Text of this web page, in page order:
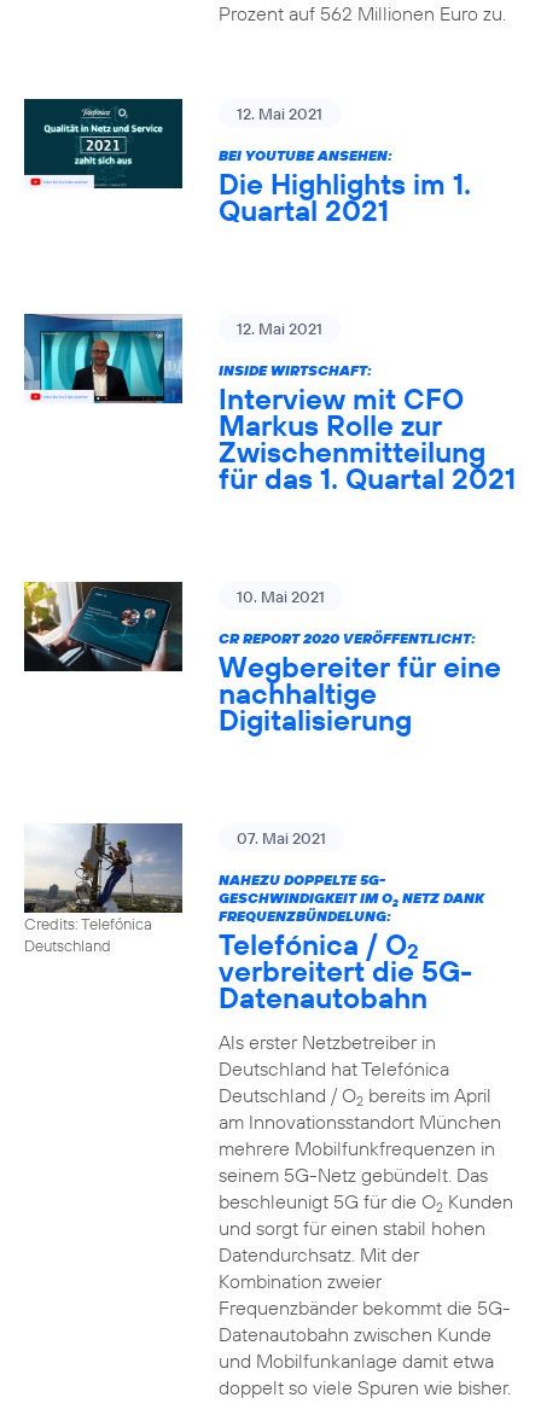
Prozent auf 562 Millionen Euro zu.
12. Mai 2021
BEI YOUTUBE ANSEHEN:
Die Highlights im 1.
Quartal 2021
12. Mai 2021
INSIDE WIRTSCHAFT:
Interview mit CFO
Markus Rolle zur
Zwischenmitteilung
für das 1. Quartal 2021
10. Mai 2021
CR REPORT 2020 VERÖFFENTLICHT:
Wegbereiter für eine
nachhaltige
Digitalisierung
Credits: Telefónica
Deutschland
07. Mai 2021
NAHEZU DOPPELTE 5G-
GESCHWINDIGKEIT IM O2NETZ DANK
FREQUENZBÜNDELUNG:
Telefónica / O2
verbreitert die 5G-
Datenautobahn
Als erster Netzbetreiber in
Deutschland hat Telefónica
Deutschland / O2bereits im April
am Innovationsstandort München
mehrere Mobilfunkfrequenzen in
seinem 5G-Netz gebündelt. Das
beschleunigt 5G für die O2Kunden
und sorgt für einen stabil hohen
Datendurchsatz. Mit der
Kombination zweier
Frequenzbänder bekommt die 5G-
Datenautobahn zwischen Kunde
und Mobilfunkanlage damit etwa
doppelt so viele Spuren wie bisher.